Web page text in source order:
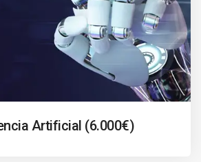
Artificial (6.000€)